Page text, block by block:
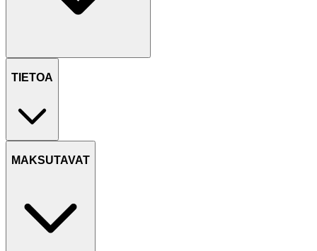
TIETOA
MAKSUTAVAT